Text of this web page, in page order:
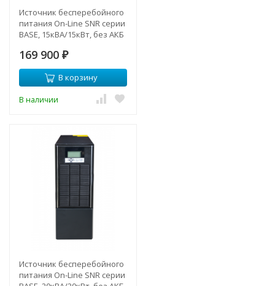
Источник бесперебойного
питания On-Line SNR серии
BASE, 15кВА/15кВт, без АКБ
169 900 ₽
В корзину
В наличии
Источник бесперебойного
питания On-Line SNR серии